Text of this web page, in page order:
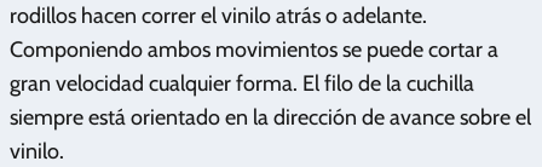
rodillos hacen correr el vinilo atrás o adelante.
Componiendo ambos movimientos se puede cortar a
gran velocidad cualquier forma. El filo de la cuchilla
siempre está orientado en la dirección de avance sobre el
vinilo.